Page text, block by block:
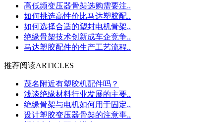
高低频变压器骨架选购需要注..
如何挑选高性价比马达塑胶配..
如何选择合适的塑封电机骨架..
绝缘骨架技术创新成车企竞争..
马达塑胶配件的生产工艺流程..
推荐阅读ARTICLES
茂名附近有塑胶机配件吗？
浅谈绝缘材料行业发展的主要..
绝缘骨架与电机如何用于固定..
设计塑胶变压器骨架的注意事..